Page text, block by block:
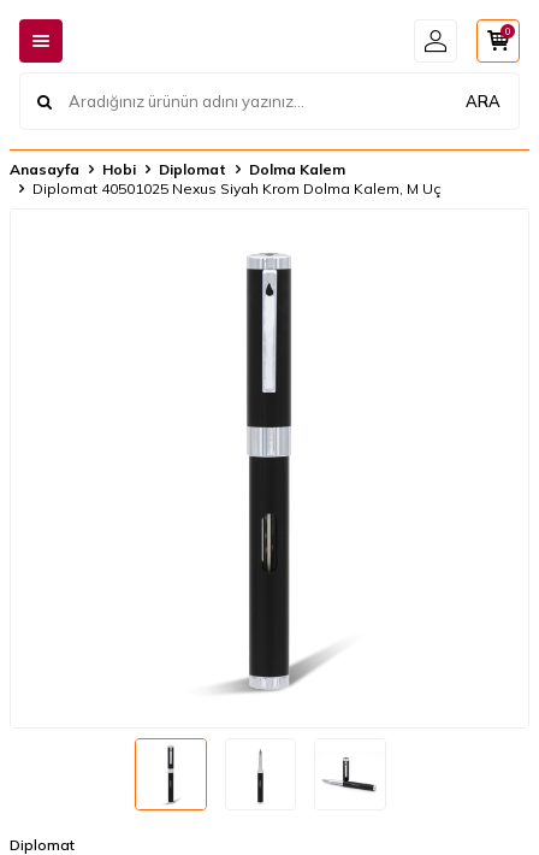
ARA
0
Anasayfa Hobi Diplomat
Dolma Kalem
Diplomat 40501025 Nexus Siyah Krom Dolma Kalem, M Uç
Diplomat